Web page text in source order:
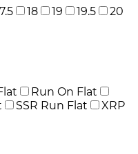
18 19 19.5
20
Run On Flat
SSR Run Flat
XRP